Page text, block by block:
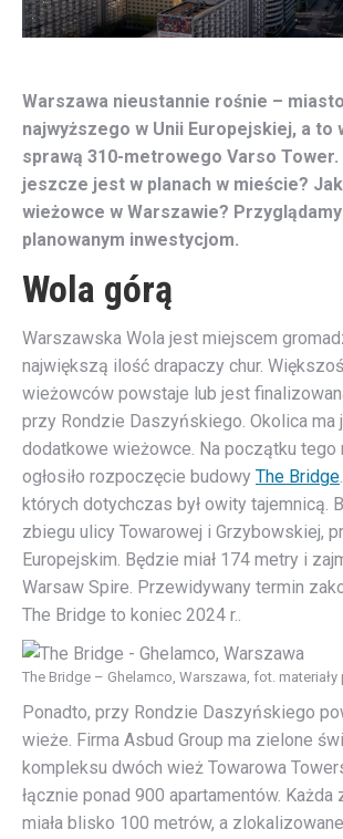
Warszawa nieustannie rośnie –
najwyższego w Unii Europejskiej, a to
sprawą 310-metrowego Varso Tower.
jeszcze jest w planach w mieście?
wieżowce w Warszawie?
planowanym inwestycjom.
Wola górą
Warszawska Wola jest miejscem
największą ilość drapaczy chur.
wieżowców powstaje lub jest
przy Rondzie Daszyńskiego. Okolica ma
dodatkowe wieżowce. Na początku tego
ogłosiło rozpoczęcie budowy The Bridge
których dotychczas był owity tajemnicą.
zbiegu ulicy Towarowej i Grzybowskiej,
Europejskim. Będzie miał 174 metry i
Warsaw Spire. Przewidywany termin
The Bridge to koniec 2024 r..
The Bridge – Ghelamco, Warszawa, fot.
Ponadto, przy Rondzie Daszyńskiego
wieże. Firma Asbud Group ma zielone
kompleksu dwóch wież Towarowa
łącznie ponad 900 apartamentów. Każda
miała blisko 100 metrów, a